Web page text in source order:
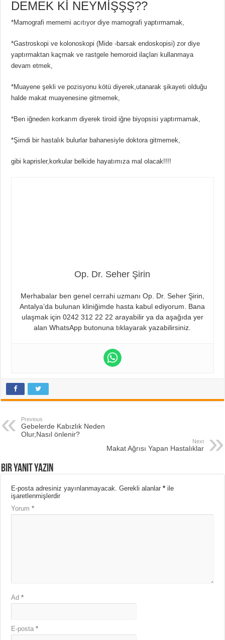
DEMEK Kİ NEYMİŞŞŞ??
*Mamografi mememi acıtıyor diye mamografi yaptırmamak,
*Gastroskopi ve kolonoskopi (Mide -barsak endoskopisi) zor diye
yaptırmaktan kaçmak ve rastgele hemoroid ilaçları kullanmaya
devam etmek,
*Muayene şekli ve pozisyonu kötü diyerek,utanarak şikayeti olduğu
halde makat muayenesine gitmemek,
*Ben iğneden korkarım diyerek tiroid iğne biyopsisi yaptırmamak,
*Şimdi bir hastalık bulurlar bahanesiyle doktora gitmemek,
gibi kaprisler,korkular belkide hayatımıza mal olacak!!!!
Op. Dr. Seher Şirin
Merhabalar ben genel cerrahi uzmanı Op. Dr. Seher Şirin,
Antalya’da bulunan kliniğimde hasta kabul ediyorum. Bana
ulaşmak için 0242 312 22 22 arayabilir ya da aşağıda yer
alan WhatsApp butonuna tıklayarak yazabilirsiniz.
Previous
Gebelerde Kabızlık Neden
Olur,Nasıl önlenir?
Next
Makat Ağrısı Yapan Hastalıklar
Bir yanıt yazın
E-posta adresiniz yayınlanmayacak. Gerekli alanlar* ile
işaretlenmişlerdir
Yorum*
Ad*
E-posta*